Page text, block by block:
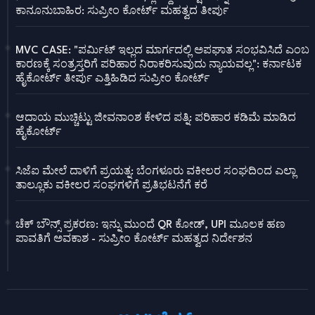
ಕಾನೂನುಬಾಹಿರ: ಸುಪ್ರೀಂ ಕೋರ್ಟ್ ಮಹತ್ವದ ತೀರ್ಪು
MVC CASE: "ಪರ್ಮಿಟ್ ಇಲ್ಲದ ಮಾರ್ಗದಲ್ಲಿ ಅಪಘಾತ ಸಂಭವಿಸಿದೆ ಎಂಬ
ಕಾರಣಕ್ಕೆ ಸಂತ್ರಸ್ತರಿಗೆ ಪರಿಹಾರ ನಿರಾಕರಿಸುವುದು ನ್ಯಾಯವಲ್ಲ": ಕರ್ನಾಟಕ
ಹೈಕೋರ್ಟ್ ತೀರ್ಪು ಎತ್ತಿಹಿಡಿದ ಸುಪ್ರೀಂ ಕೋರ್ಟ್
ಆದಾಯ ಮುಚ್ಚಿಟ್ಟು ಜೀವನಾಂಶ ಕೇಳಿದ ಪತ್ನಿ: ಪರಿಹಾರ ಕಡಿಮೆ ಮಾಡಿದ
ಹೈಕೋರ್ಟ್
ಸಿಜೆಐ ಮೇಲೆ ದಾಳಿಗೆ ಪ್ರಯತ್ನ: ಬೆಂಗಳೂರು ವಕೀಲರ ಸಂಘದಿಂದ ಎಲ್ಲಾ
ತಾಲ್ಲೂಕು ವಕೀಲರ ಸಂಘಗಳಿಗೆ ಪ್ರತಿಭಟನೆಗೆ ಕರೆ
ಚೆಕ್ ಬೌನ್ಸ್ ಪ್ರಕರಣ: ಇನ್ನು ಮುಂದೆ QR ಕೋಡ್, UPI ಮೂಲಕ ಹಣ
ಪಾವತಿಗೆ ಅವಕಾಶ - ಸುಪ್ರೀಂ ಕೋರ್ಟ್ ಮಹತ್ವದ ನಿರ್ದೇಶನ